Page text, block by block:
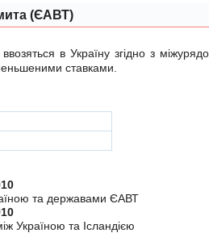
(ЄАВТ)
в Україну згiдно з
ставками.
та державами ЄАВТ
Україною та Iсландiєю